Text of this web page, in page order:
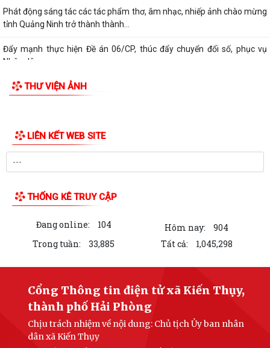
Phát động sáng tác các tác phẩm thơ, âm nhạc, nhiếp ảnh chào mừng
tỉnh Quảng Ninh trở thành thành...
Đẩy mạnh thực hiện Đề án 06/CP, thúc đẩy chuyển đổi số, phục vụ
Nhân dân
THƯ VIỆN ẢNH
LIÊN KẾT WEB SITE